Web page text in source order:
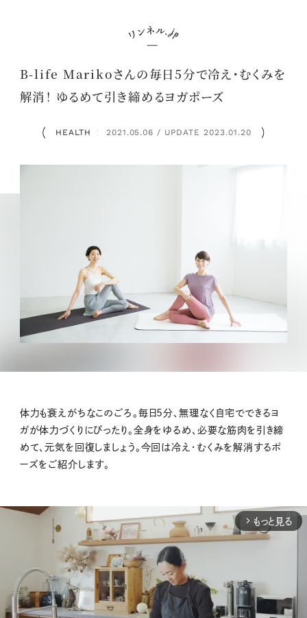
B-life Marikoさんの毎日5分で冷え・むくみを
解消！ ゆるめて引き締めるヨガポーズ
HEALTH ： 2021.05.06 / UPDATE 2023.01.20
体力も衰えがちなこのごろ。毎日5分、無理なく自宅でできるヨ
ガが体力づくりにぴったり。全身をゆるめ、必要な筋肉を引き締
めて、元気を回復しましょう。今回は冷え・むくみを解消するポ
ーズをご紹介します。
arrow_forward_ios もっと見る